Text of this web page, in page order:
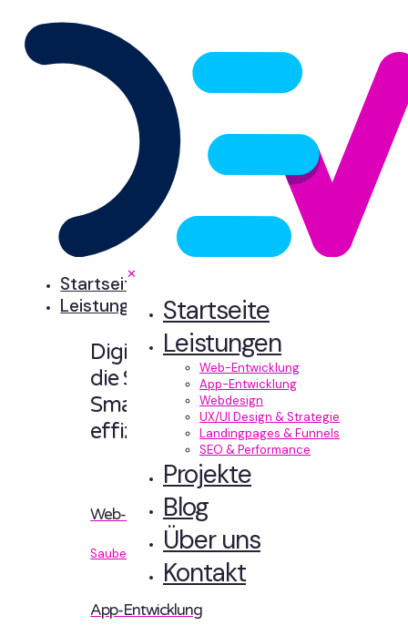
✕
Startseite
Leistungen
Web-Entwicklung
App-Entwicklung
Webdesign
UX/UI Design & Strategie
Landingpages & Funnels
SEO & Performance
Projekte
Blog
Über uns
Kontakt
Startseite
Leistungen
Digitale Erlebnisse,
die Sinn machen.
Smart designt und
effizient entwickelt.
Web-Entwicklung
Sauberer Code, der performt.
App-Entwicklung